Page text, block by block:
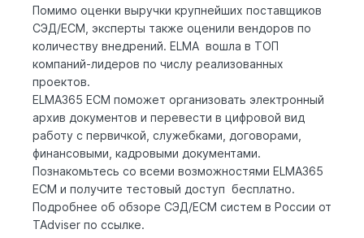
Помимо оценки выручки крупнейших поставщиков
СЭД/ECM, эксперты также оценили вендоров по
количеству внедрений. ELMA вошла в ТОП
компаний-лидеров по числу реализованных
проектов.
ELMA365 ECM поможет организовать электронный
архив документов и перевести в цифровой вид
работу с первичкой, служебками, договорами,
финансовыми, кадровыми документами.
Познакомьтесь со всеми возможностями ELMA365
ECM и получите тестовый доступ бесплатно.
Подробнее об обзоре СЭД/ECM систем в России от
TAdviser по ссылке.